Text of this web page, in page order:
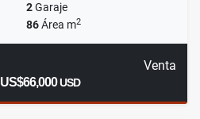
2Garaje
86Área m2
Venta
US$66,000USD